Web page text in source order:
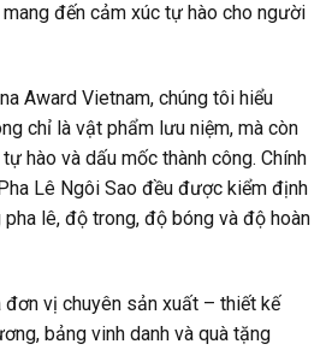
mang đến cảm xúc tự hào cho người
Award Vietnam, chúng tôi hiểu
chỉ là vật phẩm lưu niệm, mà còn
hào và dấu mốc thành công. Chính
Lê Ngôi Sao đều được kiểm định
lê, độ trong, độ bóng và độ hoàn
đơn vị chuyên sản xuất – thiết kế
bảng vinh danh và quà tặng